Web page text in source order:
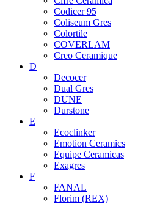
Codicer 95
Coliseum Gres
Colortile
COVERLAM
Creo Ceramique
D
Decocer
Dual Gres
DUNE
Durstone
E
Ecoclinker
Emotion Ceramics
Equipe Ceramicas
Exagres
F
FANAL
Florim (REX)